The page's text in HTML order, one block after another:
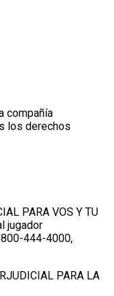
compañía
los derechos
PARA VOS Y TU
jugador
444-4000,
PARA LA